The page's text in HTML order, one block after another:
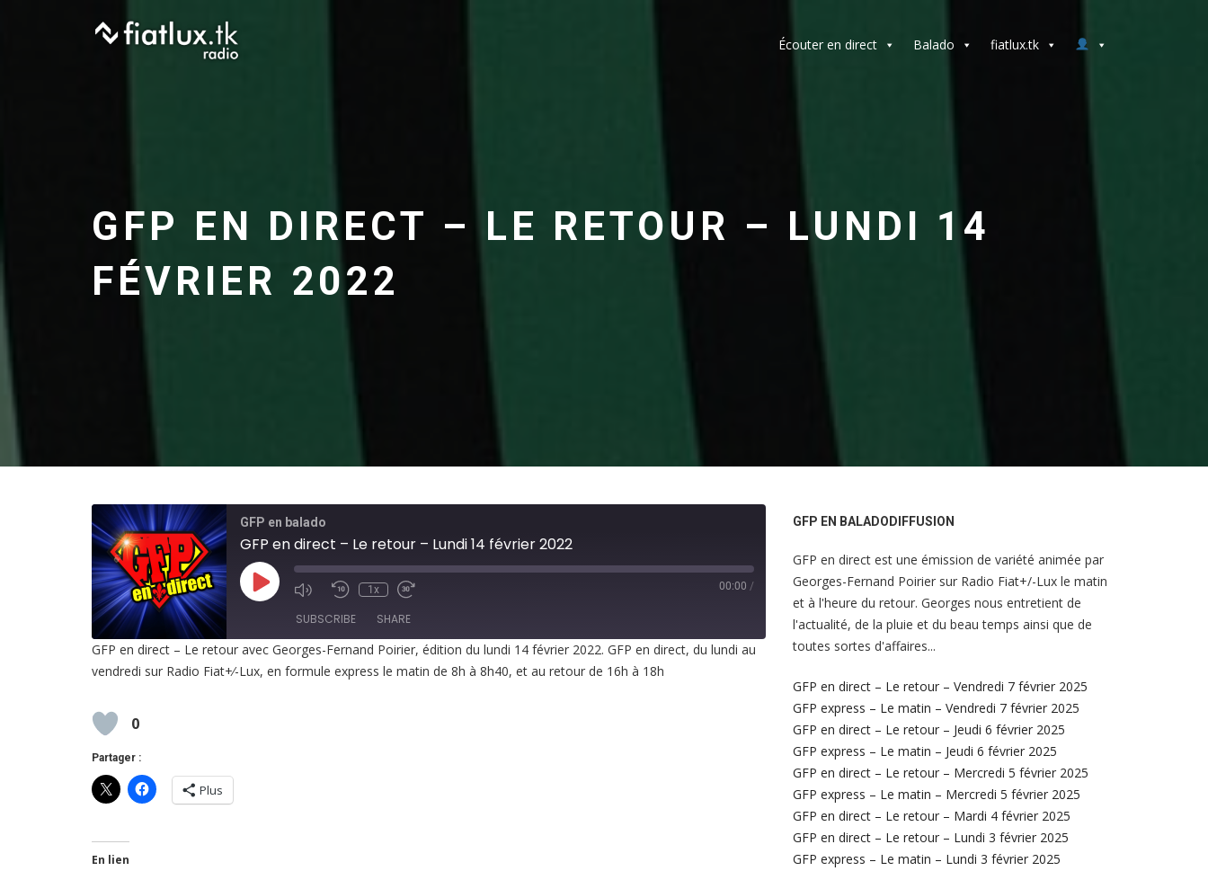
Écouter en direct Balado fiatlux.tk
GFP EN DIRECT – LE RETOUR – LUNDI 14
FÉVRIER 2022
GFP en balado
GFP en direct – Le retour – Lundi 14 février 2022
Play
Episode
1x 00:00 /
SUBSCRIBE SHARE
SHARE
LINK
GFP en direct – Le retour avec Georges-Fernand Poirier, édition du lundi 14 février 2022. GFP en direct, du lundi au
vendredi sur Radio Fiat+⁄-Lux, en formule express le matin de 8h à 8h40, et au retour de 16h à 18h
0
Partager :
Plus
En lien
GFP EN BALADODIFFUSION
GFP en direct est une émission de variété animée par
Georges-Fernand Poirier sur Radio Fiat+/-Lux le matin
et à l'heure du retour. Georges nous entretient de
l'actualité, de la pluie et du beau temps ainsi que de
toutes sortes d'affaires...
GFP en direct – Le retour – Vendredi 7 février 2025
GFP express – Le matin – Vendredi 7 février 2025
GFP en direct – Le retour – Jeudi 6 février 2025
GFP express – Le matin – Jeudi 6 février 2025
GFP en direct – Le retour – Mercredi 5 février 2025
GFP express – Le matin – Mercredi 5 février 2025
GFP en direct – Le retour – Mardi 4 février 2025
GFP en direct – Le retour – Lundi 3 février 2025
GFP express – Le matin – Lundi 3 février 2025